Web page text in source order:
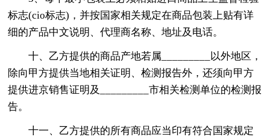
标志(cio标志)，并按国家相关规定在商品包装上贴有详
细的产品中文说明、代理商名称、地址及电话。
十、乙方提供的商品产地若属_________以外地区，
除向甲方提供当地相关证明、检测报告外，还须向甲方
提供进京销售证明及_________市相关检测单位的检测报
告。
十一、乙方提供的所有商品应当印有符合国家规定